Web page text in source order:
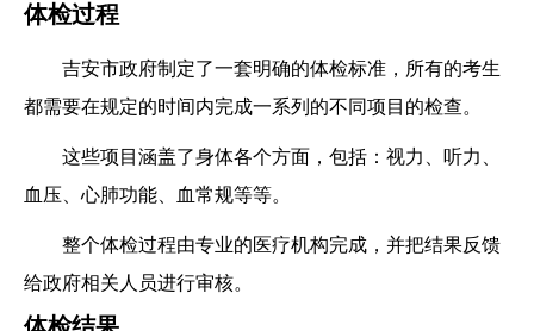
体检过程
吉安市政府制定了一套明确的体检标准，所有的考生
都需要在规定的时间内完成一系列的不同项目的检查。
这些项目涵盖了身体各个方面，包括：视力、听力、
血压、心肺功能、血常规等等。
整个体检过程由专业的医疗机构完成，并把结果反馈
给政府相关人员进行审核。